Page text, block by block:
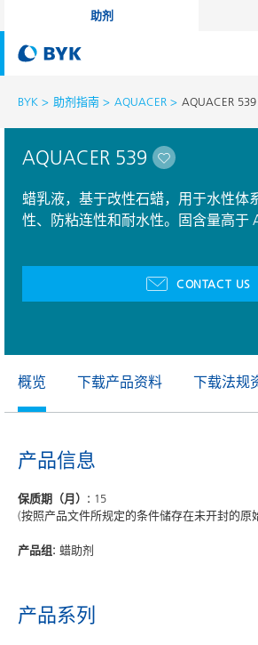
助剂
BYK 助剂指南 AQUACER AQUACER 539
AQUACER 539
蜡乳液，基于改性石蜡，用于水性体
性、防粘连性和耐水性。固含量高于
CONTACT US
概览 下载产品资料 下载法规
产品信息
保质期（月）: 15
(按照产品文件所规定的条件储存在未开封的原
产品组: 蜡助剂
产品系列